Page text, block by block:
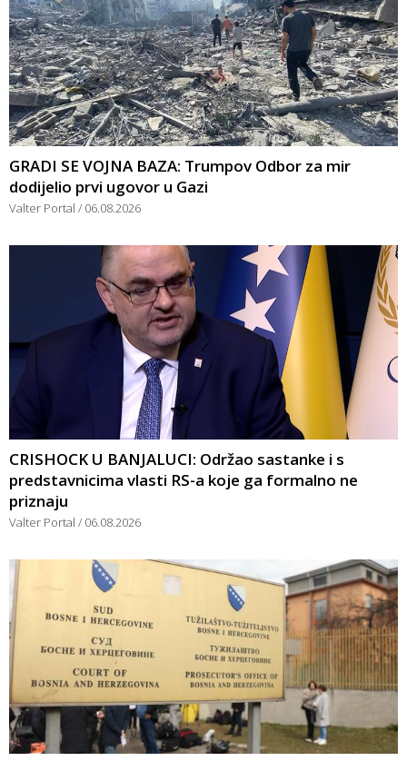
GRADI SE VOJNA BAZA: Trumpov Odbor za mir
dodijelio prvi ugovor u Gazi
Valter Portal 06.08.2026
CRISHOCK U BANJALUCI: Održao sastanke i s
predstavnicima vlasti RS-a koje ga formalno ne
priznaju
Valter Portal 06.08.2026